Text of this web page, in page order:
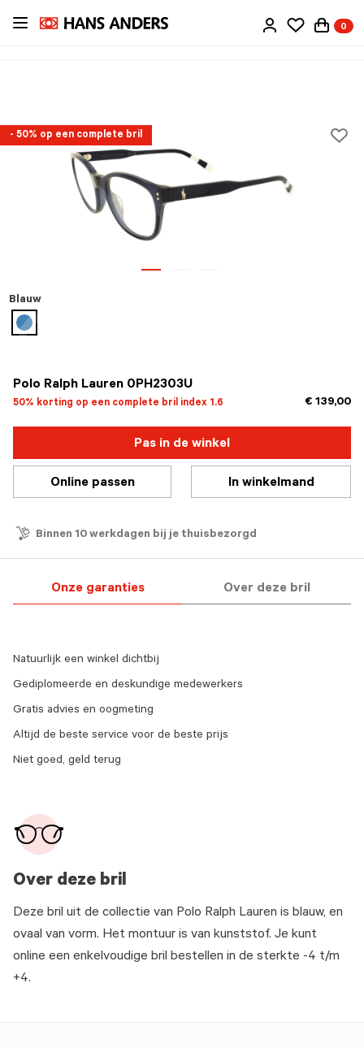
Ga
0
- 50% op een complete bril
Polo Ralph Lauren 0PH2303U
50% korting op een complete bril index 1.6 € 139,00
Blauw
geselecteerd
Pas in de winkel
Online passen In winkelmand
Binnen 10 werkdagen bij je thuisbezorgd
Onze garanties Over deze bril
Over deze bril
Deze bril uit de collectie van Polo Ralph Lauren is blauw, en
ovaal van vorm. Het montuur is van kunststof. Je kunt
online een enkelvoudige bril bestellen in de sterkte -4 t/m
+4.
Natuurlijk een winkel dichtbij
Gediplomeerde en deskundige medewerkers
Gratis advies en oogmeting
Altijd de beste service voor de beste prijs
Niet goed, geld terug